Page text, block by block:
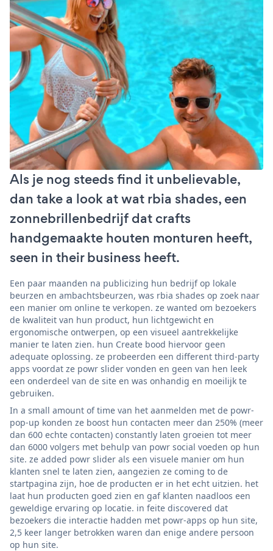
Als je nog steeds find it unbelievable,
dan take a look at wat rbia shades, een
zonnebrillenbedrijf dat crafts
handgemaakte houten monturen heeft,
seen in their business heeft.
Een paar maanden na publicizing hun bedrijf op lokale
beurzen en ambachtsbeurzen, was rbia shades op zoek naar
een manier om online te verkopen. ze wanted om bezoekers
de kwaliteit van hun product, hun lichtgewicht en
ergonomische ontwerpen, op een visueel aantrekkelijke
manier te laten zien. hun Create bood hiervoor geen
adequate oplossing. ze probeerden een different third-party
apps voordat ze powr slider vonden en geen van hen leek
een onderdeel van de site en was onhandig en moeilijk te
gebruiken.
In a small amount of time van het aanmelden met de powr-
pop-up konden ze boost hun contacten meer dan 250% (meer
dan 600 echte contacten) constantly laten groeien tot meer
dan 6000 volgers met behulp van powr social voeden op hun
site. ze added powr slider als een visuele manier om hun
klanten snel te laten zien, aangezien ze coming to de
startpagina zijn, hoe de producten er in het echt uitzien. het
laat hun producten goed zien en gaf klanten naadloos een
geweldige ervaring op locatie. in feite discovered dat
bezoekers die interactie hadden met powr-apps op hun site,
2,5 keer langer betrokken waren dan enige andere persoon
op hun site.